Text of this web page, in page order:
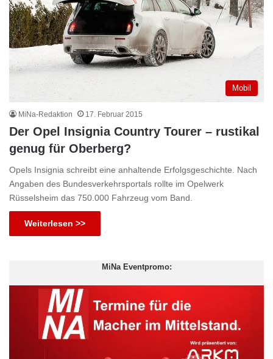
Mobil
MiNa-Redaktion 17. Februar 2015
Der Opel Insignia Country Tourer – rustikal
genug für Oberberg?
Opels Insignia schreibt eine anhaltende Erfolgsgeschichte. Nach
Angaben des Bundesverkehrsportals rollte im Opelwerk
Rüsselsheim das 750.000 Fahrzeug vom Band.
Weiterlesen >>
MiNa Eventpromo: